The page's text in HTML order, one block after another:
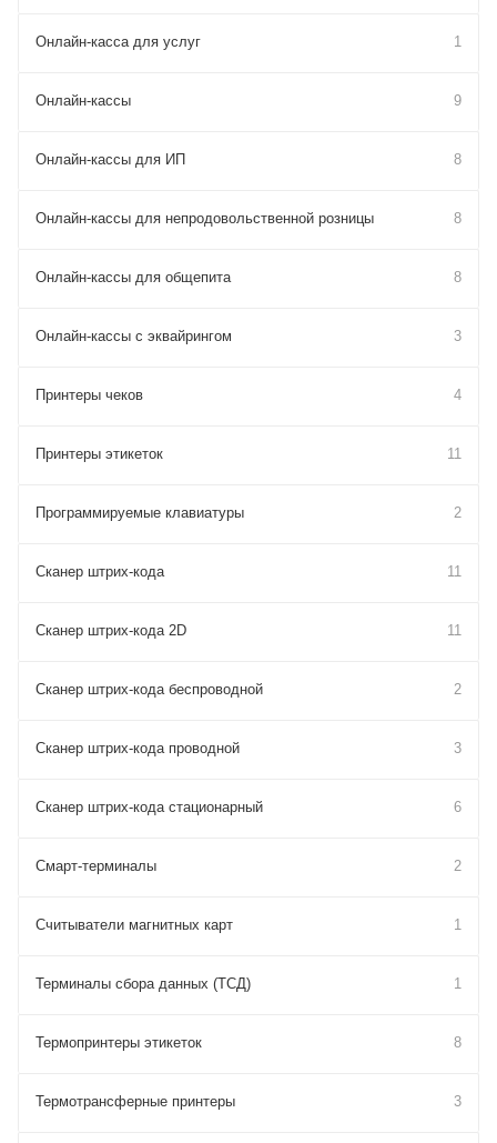
Онлайн-касса для услуг 1
Онлайн-кассы 9
Онлайн-кассы для ИП 8
Онлайн-кассы для непродовольственной розницы 8
Онлайн-кассы для общепита 8
Онлайн-кассы с эквайрингом 3
Принтеры чеков 4
Принтеры этикеток 11
Программируемые клавиатуры 2
Сканер штрих-кода 11
Сканер штрих-кода 2D 11
Сканер штрих-кода беспроводной 2
Сканер штрих-кода проводной 3
Сканер штрих-кода стационарный 6
Смарт-терминалы 2
Считыватели магнитных карт 1
Терминалы сбора данных (ТСД) 1
Термопринтеры этикеток 8
Термотрансферные принтеры 3